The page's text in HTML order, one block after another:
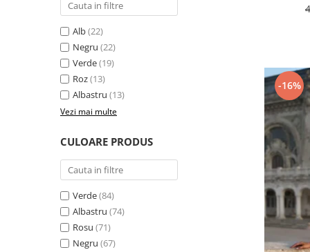
Alb(22)
Negru (22)
Verde(19)
Roz(13)
Albastru (13)
Vezi mai multe
CULOARE PRODUS
Verde(84)
Albastru (74)
Rosu (71)
Negru (67)
-16%